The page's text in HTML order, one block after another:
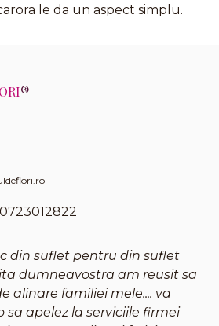
le da un aspect simplu.
®
din suflet pentru din suflet
dumneavostra am reusit sa
alinare familiei mele.... va
sa apelez la serviciile firmei